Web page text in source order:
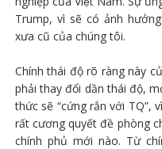
Trump, vì sẽ có ảnh
xưa cũ của chúng tôi.
Chính thái độ rõ ràng này
phải thay đổi dần thái độ,
thức sẽ “cứng rắn với TQ”,
rất cương quyết đề phòng
chính phủ mới nào. Từ